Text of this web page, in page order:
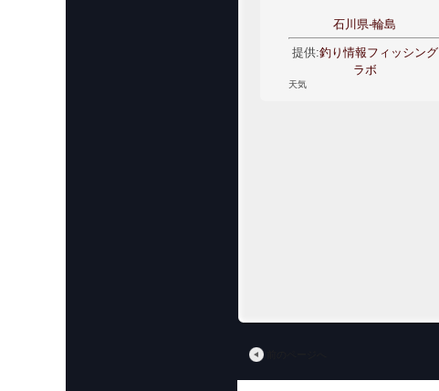
石川県-輪島
提供:釣り情報フィッシング
ラボ
天気